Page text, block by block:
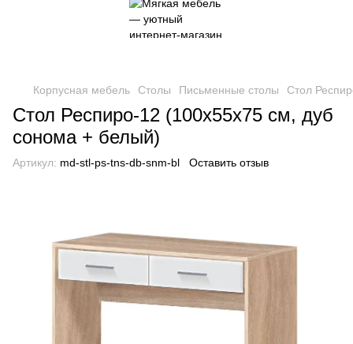
Корпусная мебель Столы Письменные столы Стол
Стол Респиро-12 (100х55х75 см, дуб
сонома + белый)
Артикул: md-stl-ps-tns-db-snm-bl Оставить отзыв